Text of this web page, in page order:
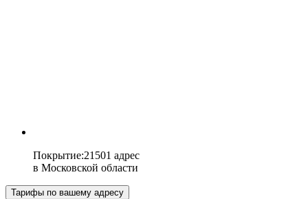
Покрытие:21501 адрес
в Московской области
Тарифы по вашему адресу